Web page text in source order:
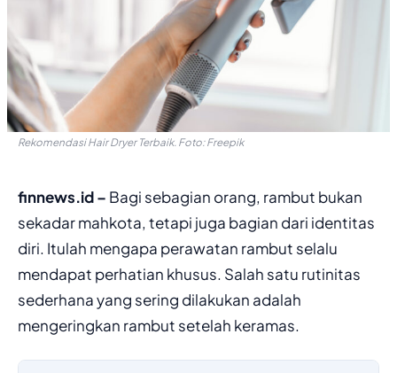
Rekomendasi Hair Dryer Terbaik. Foto: Freepik
finnews.id – Bagi sebagian orang, rambut bukan
sekadar mahkota, tetapi juga bagian dari identitas
diri. Itulah mengapa perawatan rambut selalu
mendapat perhatian khusus. Salah satu rutinitas
sederhana yang sering dilakukan adalah
mengeringkan rambut setelah keramas.